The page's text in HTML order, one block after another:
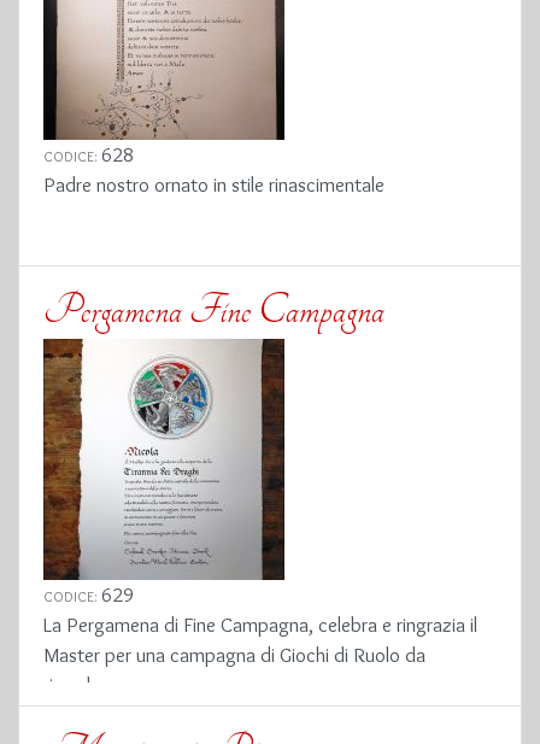
CODICE: 628
Padre nostro ornato in stile rinascimentale
Pergamena Fine Campagna
CODICE: 629
La Pergamena di Fine Campagna, celebra e ringrazia il
Master per una campagna di Giochi di Ruolo da
ricordare